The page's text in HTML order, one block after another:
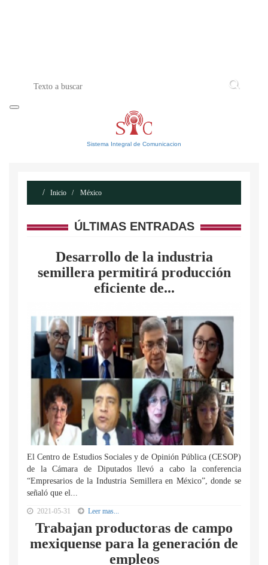
Sistema Integral de Comunicacion
Inicio México
ÚLTIMAS ENTRADAS
Desarrollo de la industria
semillera permitirá producción
eficiente de...
El Centro de Estudios Sociales y de Opinión Pública (CESOP)
de la Cámara de Diputados llevó a cabo la conferencia
“Empresarios de la Industria Semillera en México”, donde se
señaló que el...
2021-05-31 Leer mas...
Trabajan productoras de campo
mexiquense para la generación de
empleos